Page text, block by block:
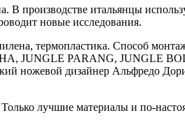
В производстве итальянцы
новые исследования.
термопластика. Способ
JUNGLE PARANG, JUNGLE
ножевой дизайнер Альфредо
лучшие материалы и по-